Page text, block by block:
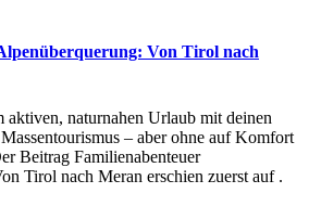
Von Tirol nach
aktiven, naturnahen Urlaub mit deinen
– aber ohne auf Komfort
Beitrag Familienabenteuer
Tirol nach Meran erschien zuerst auf .